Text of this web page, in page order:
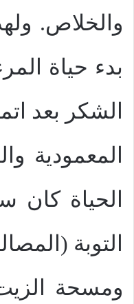
والخلاص.
بدء حياة
الشكر بعد
المعمودية
الحياة كان
التوبة
ومسحة